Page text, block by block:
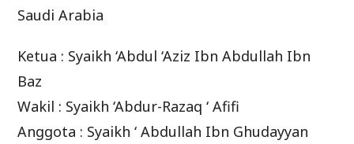
Saudi Arabia
Ketua : Syaikh ‘Abdul ‘Aziz Ibn Abdullah Ibn
Baz
Wakil : Syaikh ‘Abdur-Razaq ‘ Afifi
Anggota : Syaikh ‘ Abdullah Ibn Ghudayyan